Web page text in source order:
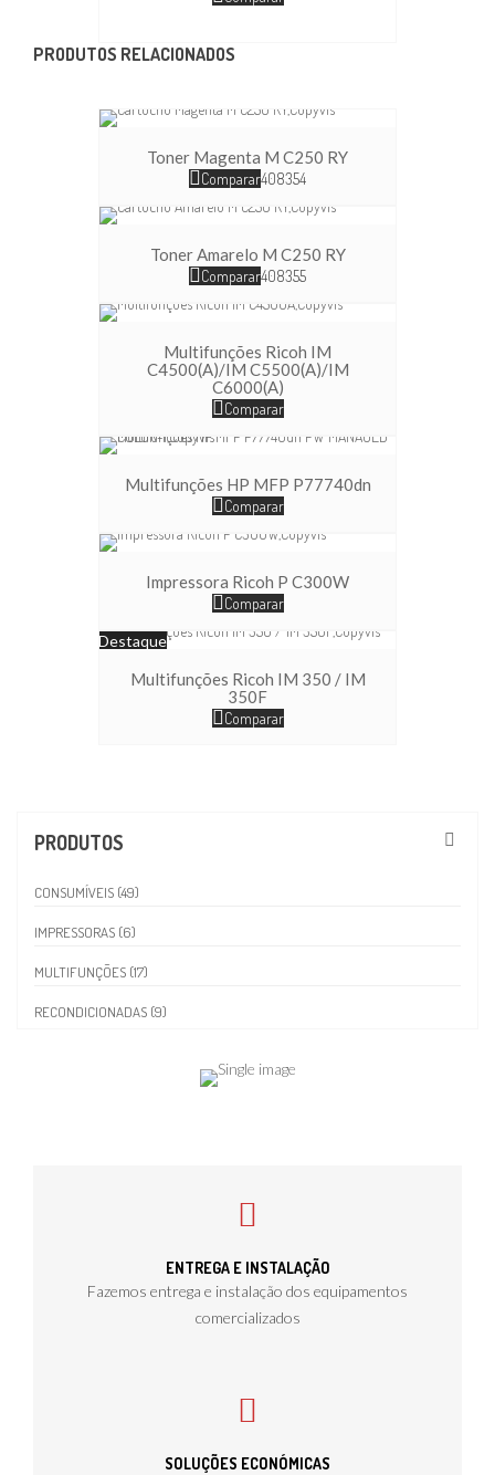
PRODUTOS RELACIONADOS
Toner Magenta M C250 RY
Comparar408354
Toner Amarelo M C250 RY
Comparar408355
Multifunções Ricoh IM
C4500(A)/IM C5500(A)/IM
C6000(A)
Comparar
Multifunções HP MFP P77740dn
Comparar
Impressora Ricoh P C300W
Comparar
Destaque
Multifunções Ricoh IM 350 / IM
350F
Comparar
PRODUTOS
CONSUMÍVEIS (49)
IMPRESSORAS (6)
MULTIFUNÇÕES (17)
RECONDICIONADAS (9)
ENTREGA E INSTALAÇÃO
Fazemos entrega e instalação dos equipamentos
comercializados
SOLUÇÕES ECONÓMICAS